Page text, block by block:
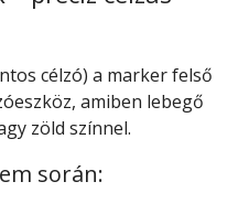
célzó) a marker felső
amiben lebegő
zöld színnel.
során: